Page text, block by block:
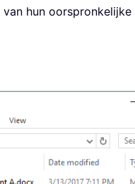
hun oorspronkelijke